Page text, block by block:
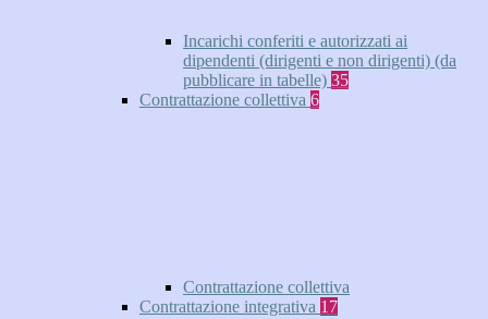
Incarichi conferiti e autorizzati ai
dipendenti (dirigenti e non dirigenti) (da
pubblicare in tabelle) 35
Contrattazione collettiva 6
Contrattazione collettiva
Contrattazione integrativa 17